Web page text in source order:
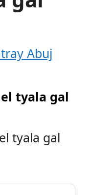
Abuj
tyala gal
tyala gal